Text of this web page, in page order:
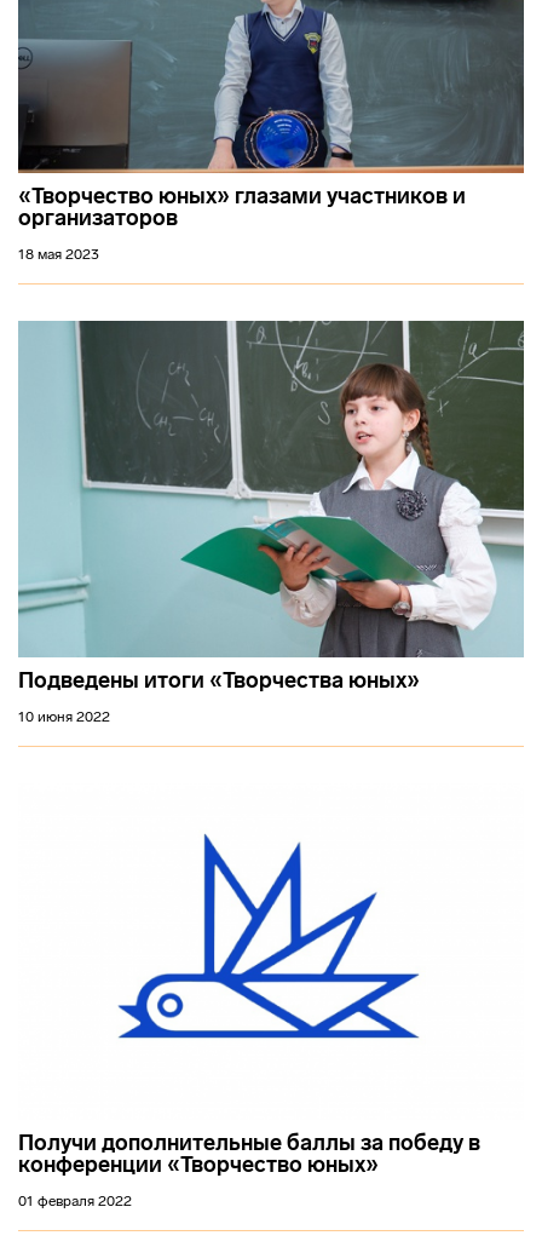
«Творчество юных» глазами участников и
организаторов
18 мая 2023
Подведены итоги «Творчества юных»
10 июня 2022
Получи дополнительные баллы за победу в
конференции «Творчество юных»
01 февраля 2022